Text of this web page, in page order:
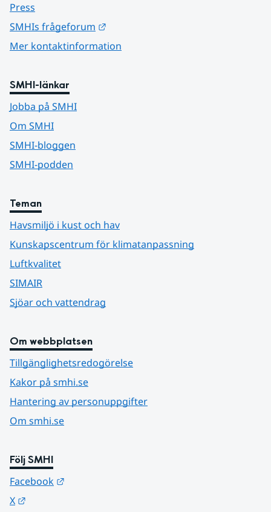
Press
SMHIs frågeforum
Mer kontaktinformation
SMHI-länkar
Jobba på SMHI
Om SMHI
SMHI-bloggen
SMHI-podden
Teman
Havsmiljö i kust och hav
Kunskapscentrum för klimatanpassning
Luftkvalitet
SIMAIR
Sjöar och vattendrag
Om webbplatsen
Tillgänglighetsredogörelse
Kakor på smhi.se
Hantering av personuppgifter
Om smhi.se
Följ SMHI
Facebook
X